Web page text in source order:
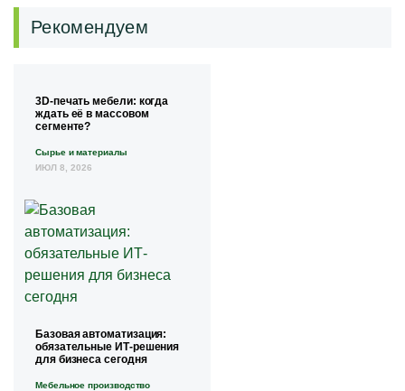
Рекомендуем
3D-печать мебели: когда
ждать её в массовом
сегменте?
Сырье и материалы
ИЮЛ 8, 2026
Базовая автоматизация:
обязательные ИТ-решения
для бизнеса сегодня
Мебельное производство